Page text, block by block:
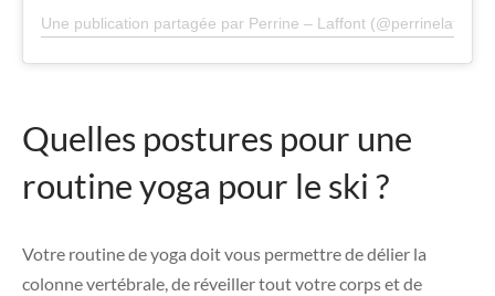
Une publication partagée par Perrine – Laffont (@perrinelaffont)
Quelles postures pour une
routine yoga pour le ski ?
Votre routine de yoga doit vous permettre de délier la
colonne vertébrale, de réveiller tout votre corps et de